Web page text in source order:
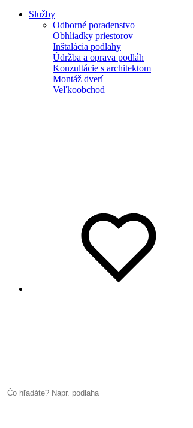
Služby
Odborné poradenstvo
Obhliadky priestorov
Inštalácia podlahy
Údržba a oprava podláh
Konzultácie s architektom
Montáž dverí
Veľkoobchod